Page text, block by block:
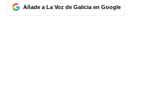
Añade a La Voz de Galicia en Google